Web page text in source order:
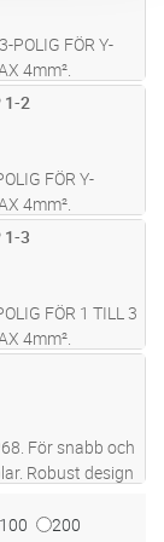
POLIG FÖR Y-
4mm².
Diameter
1-2
FÖR Y-
4mm².
Diameter
1-3
FÖR 1 TILL 3
4mm².
Bredd
För snabb och
Robust design
flera
100 200